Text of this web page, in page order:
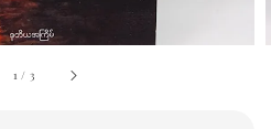
1 / 3